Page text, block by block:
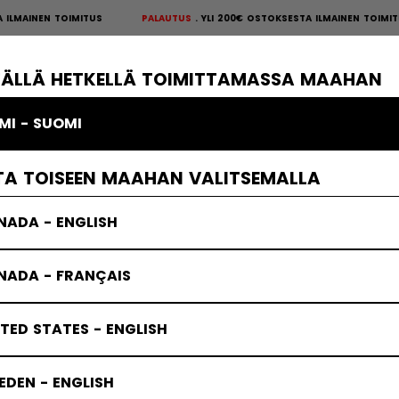
HETKELLÄ TOIMITTAMASSA MAAHAN
- SUOMI
TOISEEN MAAHAN VALITSEMALLA
- ENGLISH
- FRANÇAIS
STATES - ENGLISH
- ENGLISH
TOIMITUSPALAUTUS YLI 200€ OSTOKSESTA ILMAINEN
MAALIVAHTI VAATTEET